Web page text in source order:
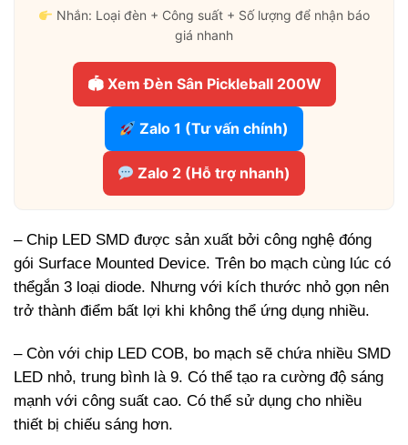
Nhắn: Loại đèn + Công suất + Số lượng để nhận báo
giá nhanh
🏟 Xem Đèn Sân Pickleball 200W
Zalo 1 (Tư vấn chính)
Zalo 2 (Hỗ trợ nhanh)
– Chip LED SMD được sản xuất bởi công nghệ đóng
gói Surface Mounted Device. Trên bo mạch cùng lúc có
thểgắn 3 loại diode. Nhưng với kích thước nhỏ gọn nên
trở thành điểm bất lợi khi không thể ứng dụng nhiều.
– Còn với chip LED COB, bo mạch sẽ chứa nhiều SMD
LED nhỏ, trung bình là 9. Có thể tạo ra cường độ sáng
mạnh với công suất cao. Có thể sử dụng cho nhiều
thiết bị chiếu sáng hơn.